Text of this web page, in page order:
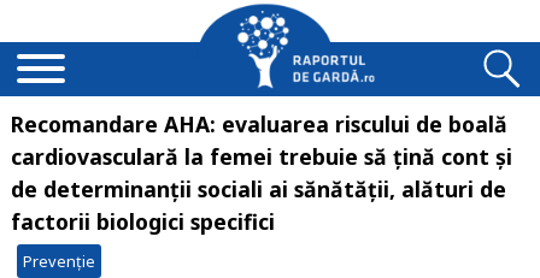
Recomandare AHA: evaluarea riscului de boală
cardiovasculară la femei trebuie să țină cont și
de determinanții sociali ai sănătății, alături de
factorii biologici specifici
Prevenție